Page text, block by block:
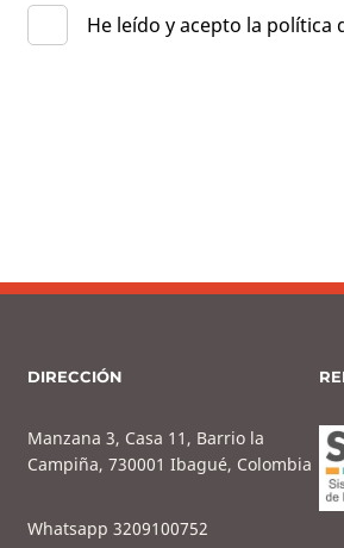
He leído y acepto la política
DIRECCIÓN
Manzana 3, Casa 11, Barrio la
Campiña, 730001 Ibagué, Colombia
Whatsapp 3209100752